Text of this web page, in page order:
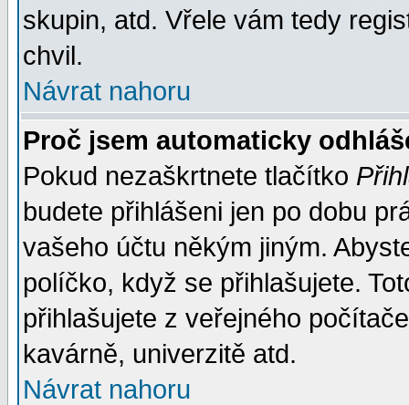
skupin, atd. Vřele vám tedy
chvil.
Návrat nahoru
Proč jsem automaticky
Pokud nezaškrtnete tlačítko
budete přihlášeni jen po dobu
vašeho účtu někým jiným.
políčko, když se přihlašujete.
přihlašujete z veřejného
kavárně, univerzitě atd.
Návrat nahoru